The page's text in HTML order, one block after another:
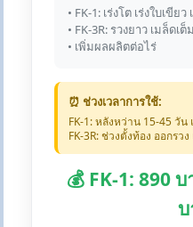
• FK-1: เร่งโต เร่งใบเขีย
• FK-3R: รวงยาว เมล็ด
• เพิ่มผลผลิตต่อไร่
⏰ ช่วงเวลาการใช้:
FK-1: หลังหว่าน 15-45 วัน
FK-3R: ช่วงตั้งท้อง ออกร
💰 FK-1: 890